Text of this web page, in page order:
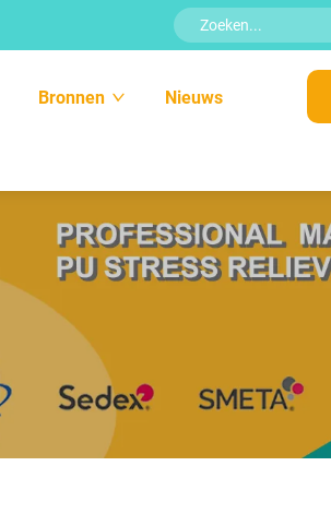
Bronnen Nieuws